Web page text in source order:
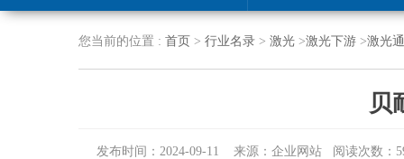
您当前的位置 : 首页 > 行业名录> 激光>激光下游>激光
贝
发布时间：2024-09-11 来源：企业网站 阅读次数：